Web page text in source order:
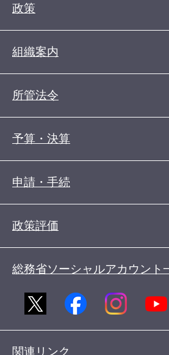
政策
組織案内
所管法令
予算・決算
申請・手続
政策評価
総務省ソーシャルアカウント
関連リンク